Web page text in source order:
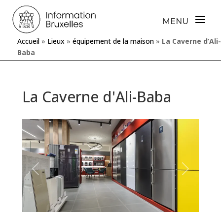
Accueil » Lieux » équipement de la maison » La Caverne d’Ali-
Baba
La Caverne d'Ali-Baba
Précédente Prochaine